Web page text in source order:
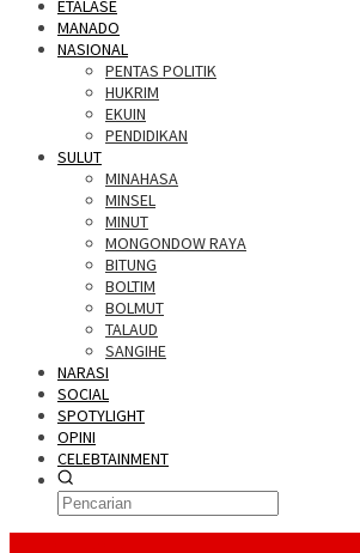
ETALASE
MANADO
NASIONAL
PENTAS POLITIK
HUKRIM
EKUIN
PENDIDIKAN
SULUT
MINAHASA
MINSEL
MINUT
MONGONDOW RAYA
BITUNG
BOLTIM
BOLMUT
TALAUD
SANGIHE
NARASI
SOCIAL
SPOTYLIGHT
OPINI
CELEBTAINMENT